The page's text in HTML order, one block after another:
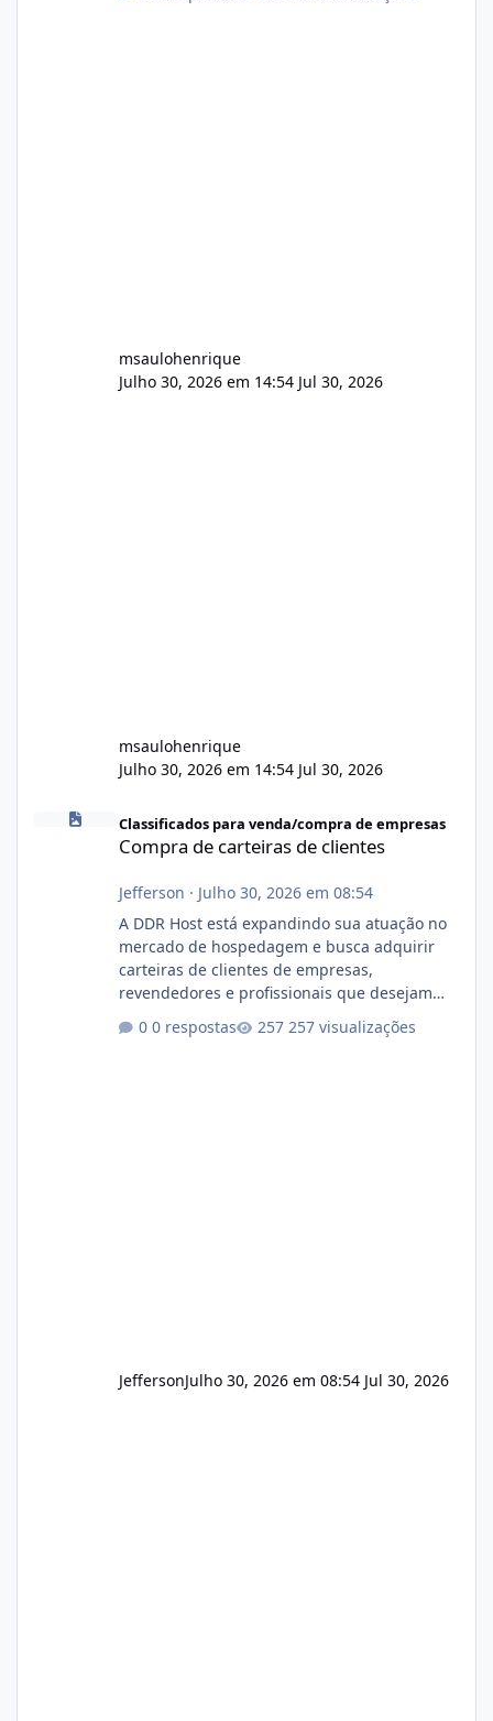
atualmente em circulação e comercialização
msaulohenrique
Julho 30, 2026 em 14:54 Jul 30, 2026
msaulohenrique
Julho 30, 2026 em 14:54 Jul 30, 2026
Compra de carteiras de clientes
Classificados para venda/compra de empresas
Compra de carteiras de clientes
Jefferson · Julho 30, 2026 em 08:54
A DDR Host está expandindo sua atuação no
mercado de hospedagem e busca adquirir
carteiras de clientes de empresas,
revendedores e profissionais que desejam
encerrar suas atividades ou reduzir sua
operação. Se você possui clientes ativos de
0 respostas 257 visualizações
JeffersonJulho 30, 2026 em 08:54 Jul 30, 2026